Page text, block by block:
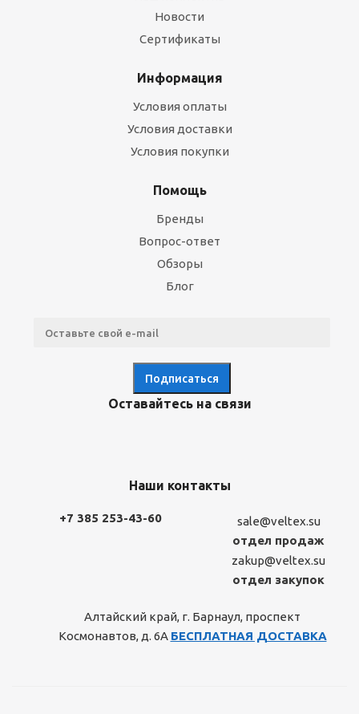
Новости
Сертификаты
Информация
Условия оплаты
Условия доставки
Условия покупки
Помощь
Бренды
Вопрос-ответ
Обзоры
Блог
Оставайтесь на связи
Наши контакты
+7 385 253-43-60
sale@veltex.su
отдел продаж
zakup@veltex.su
отдел закупок
Алтайский край, г. Барнаул, проспект
Космонавтов, д. 6А БЕСПЛАТНАЯ ДОСТАВКА